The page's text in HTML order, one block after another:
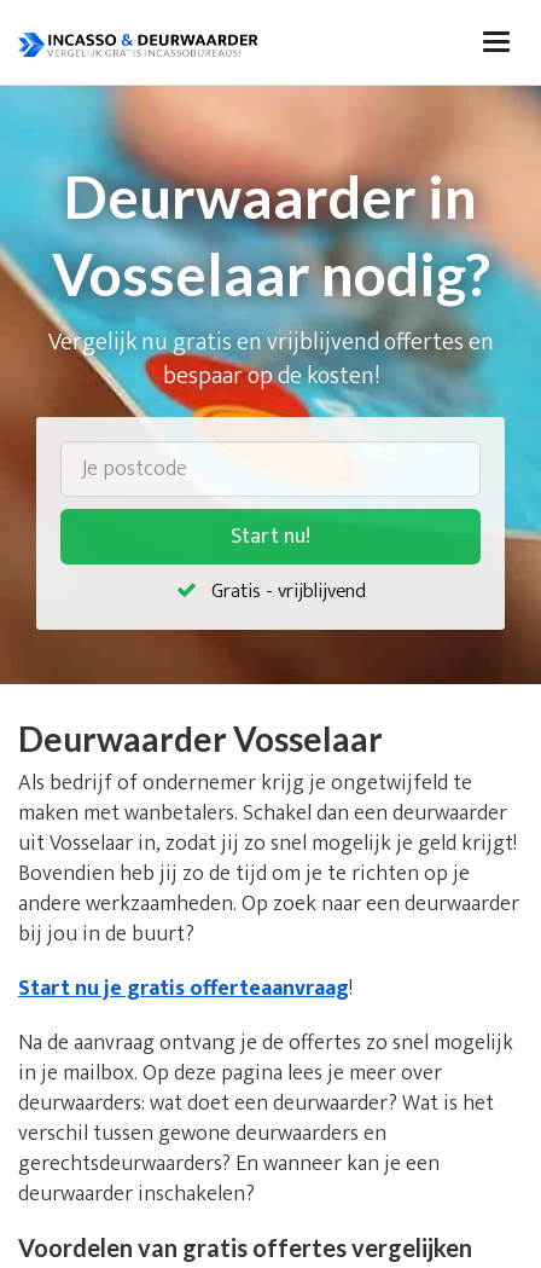
Deurwaarder in
Vosselaar nodig?
Vergelijk nu gratis en vrijblijvend offertes en
bespaar op de kosten!
Start nu!
Gratis - vrijblijvend
Deurwaarder Vosselaar
Als bedrijf of ondernemer krijg je ongetwijfeld te
maken met wanbetalers. Schakel dan een deurwaarder
uit Vosselaar in, zodat jij zo snel mogelijk je geld krijgt!
Bovendien heb jij zo de tijd om je te richten op je
andere werkzaamheden. Op zoek naar een deurwaarder
bij jou in de buurt?
Start nu je gratis offerteaanvraag!
Na de aanvraag ontvang je de offertes zo snel mogelijk
in je mailbox. Op deze pagina lees je meer over
deurwaarders: wat doet een deurwaarder? Wat is het
verschil tussen gewone deurwaarders en
gerechtsdeurwaarders? En wanneer kan je een
deurwaarder inschakelen?
Voordelen van gratis offertes vergelijken